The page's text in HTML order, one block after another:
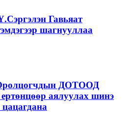
Гавьяат
шагнууллаа
ДОТООД
аялуулах шинэ